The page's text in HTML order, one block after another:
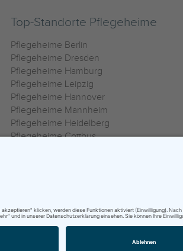
Top-Standorte Pflegeheime
Pflegeheime Berlin
Pflegeheime Dresden
Pflegeheime Hamburg
Pflegeheime Leipzig
Pflegeheime Hannover
Pflegeheime Mannheim
Pflegeheime Heidelberg
Pflegeheime Cottbus